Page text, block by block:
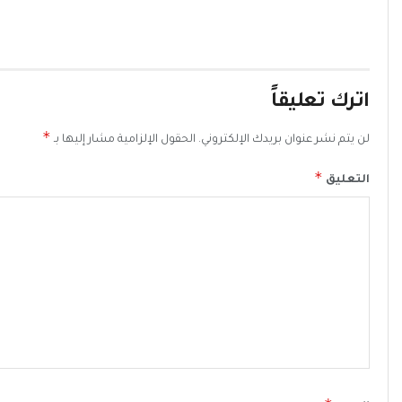
اترك تعليقاً
لن يتم نشر عنوان بريدك الإلكتروني. الحقول الإلزامية مشار إليها بـ *
التعليق *